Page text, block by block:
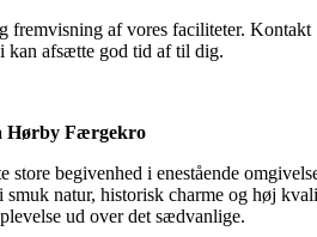
fremvisning af vores faciliteter. Kontakt
kan afsætte god tid af til dig.
Hørby Færgekro
begivenhed i enestående
natur, historisk charme og høj
ud over det sædvanlige.